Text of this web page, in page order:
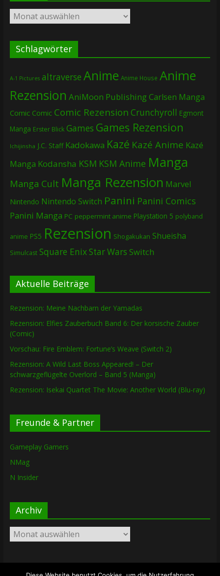
Archiv
Schlagwörter
A-1 Pictures altraverse Anime Anime House Anime
Rezension AniMoon PublishingCarlsen Manga
Comic Comic Comic Rezension Crunchyroll Egmont
Manga Erster Blick Games Games Rezension
Ichijinsha J.C. Staff Kadokawa Kazé Kazé Anime Kazé
Manga Kodansha KSM KSM Anime Manga
Manga Cult Manga Rezension Marvel
Nintendo Nintendo Switch Panini Panini Comics
Panini Manga PC peppermint anime Playstation 5 polyband
anime PS5 Rezension Shogakukan Shueisha
Simulcast Square EnixStar Wars Switch
Aktuelle Beiträge
Rezension: Meine Nachbarn der Yamadas
Rezension: Elfies Zauberbuch Band 6: Der korsische Zauber
(Comic)
Vorschau: Fire Emblem: Fortune’s Weave (Switch 2)
Rezension: A Wild Last Boss Appeared! – Der
schwarzgeflügelte Overlord – Band 5 (Manga)
Rezension: Isekai Quartet The Movie: Another World (Blu-ray)
Freunde & Partner
Gameplay Gamers
NMag
N Insider
Archiv
Archiv